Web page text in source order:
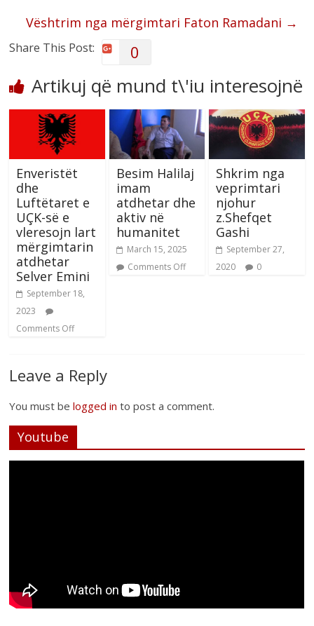
Vështrim nga mërgimtari Faton Ramadani →
Share This Post: 0
Artikuj që mund t\'iu interesojnë
Enveristët
dhe
Luftëtaret e
UÇK-së e
vleresojn lart
mërgimtarin
atdhetar
Selver Emini
September 18,
2023
Comments Off
Besim Halilaj
imam
atdhetar dhe
aktiv në
humanitet
March 15, 2025
Comments Off
Shkrim nga
veprimtari
njohur
z.Shefqet
Gashi
September 27,
2020
0
Leave a Reply
You must belogged in to post a comment.
Youtube